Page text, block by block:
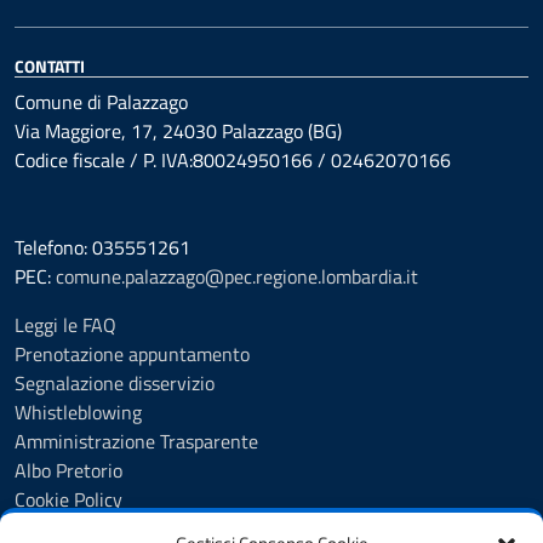
CONTATTI
Comune di Palazzago
Via Maggiore, 17, 24030 Palazzago (BG)
Codice fiscale / P. IVA:80024950166 / 02462070166
Telefono: 035551261
PEC:comune.palazzago@pec.regione.lombardia.it
Leggi le FAQ
Prenotazione appuntamento
Segnalazione disservizio
Whistleblowing
Amministrazione Trasparente
Albo Pretorio
Cookie Policy